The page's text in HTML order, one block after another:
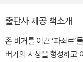
경들》 등을 번역했다.
출판사 제공 책소개
존 버거를 이끈 ‘파쇠르’
버거의 사상을 형성하고